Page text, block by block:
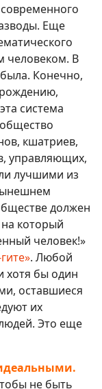
Еще
человеком. В
была. Конечно,
система
кшатриев,
управляющих,
лучшими из
должен
который
человек!»
. Любой
хотя бы один
оставшиеся
их
Это еще
не быть